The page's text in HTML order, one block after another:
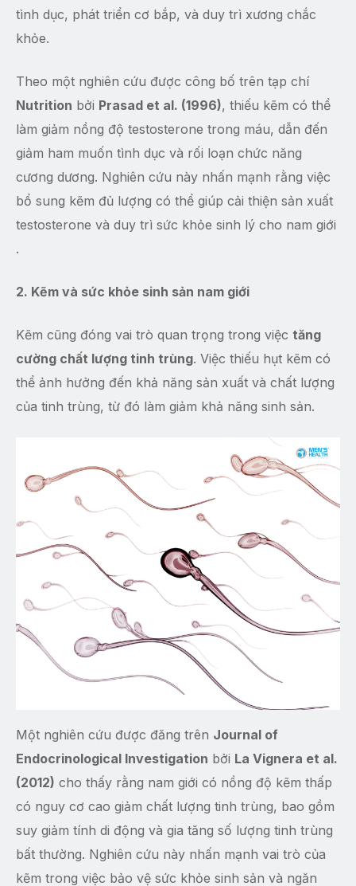
tình dục, phát triển cơ bắp, và duy trì xương chắc
khỏe.
Theo một nghiên cứu được công bố trên tạp chí
Nutrition bởi Prasad et al. (1996), thiếu kẽm có thể
làm giảm nồng độ testosterone trong máu, dẫn đến
giảm ham muốn tình dục và rối loạn chức năng
cương dương. Nghiên cứu này nhấn mạnh rằng việc
bổ sung kẽm đủ lượng có thể giúp cải thiện sản xuất
testosterone và duy trì sức khỏe sinh lý cho nam giới
.
2. Kẽm và sức khỏe sinh sản nam giới
Kẽm cũng đóng vai trò quan trọng trong việc tăng
cường chất lượng tinh trùng. Việc thiếu hụt kẽm có
thể ảnh hưởng đến khả năng sản xuất và chất lượng
của tinh trùng, từ đó làm giảm khả năng sinh sản.
Một nghiên cứu được đăng trên Journal of
Endocrinological Investigation bởi La Vignera et al.
(2012) cho thấy rằng nam giới có nồng độ kẽm thấp
có nguy cơ cao giảm chất lượng tinh trùng, bao gồm
suy giảm tính di động và gia tăng số lượng tinh trùng
bất thường. Nghiên cứu này nhấn mạnh vai trò của
kẽm trong việc bảo vệ sức khỏe sinh sản và ngăn